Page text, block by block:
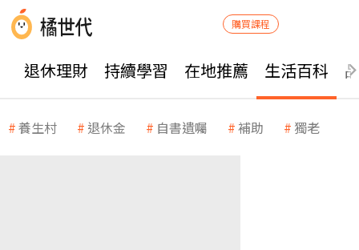
購買課程
退休理財 持續學習 在地推薦 生活百科
養生村 退休金 自書遺囑 補助 獨老